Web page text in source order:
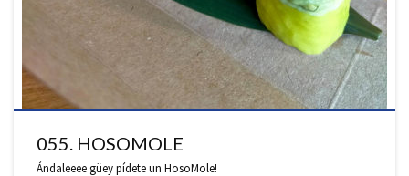
055. HOSOMOLE
Ándaleeee güey pídete un HosoMole!